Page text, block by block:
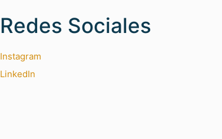
Redes Sociales
Instagram
LinkedIn